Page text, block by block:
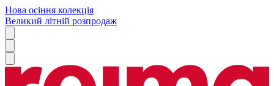
Нова осіння колекція
Великий літній розпродаж